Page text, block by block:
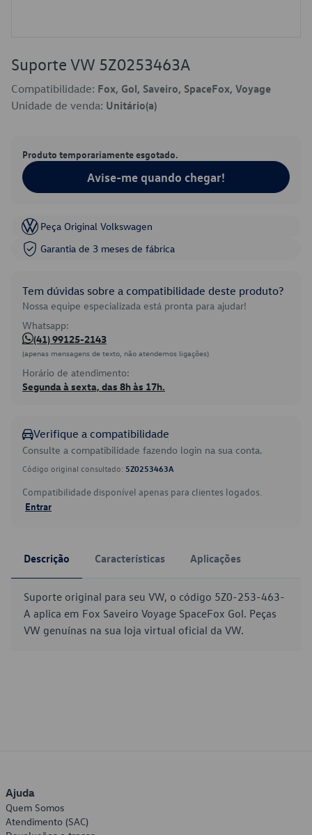
Suporte VW 5Z0253463A
Compatibilidade: Fox, Gol, Saveiro, SpaceFox, Voyage
Unidade de venda: Unitário(a)
Produto temporariamente esgotado.
Avise-me quando chegar!
Peça Original Volkswagen
Garantia de 3 meses de fábrica
Tem dúvidas sobre a compatibilidade deste produto?
Nossa equipe especializada está pronta para ajudar!
Whatsapp:
(41) 99125-2143
(apenas mensagens de texto, não atendemos ligações)
Horário de atendimento:
Segunda à sexta, das 8h às 17h.
Verifique a compatibilidade
Consulte a compatibilidade fazendo login na sua conta.
Código original consultado: 5Z0253463A
Compatibilidade disponível apenas para clientes logados.
Entrar
Descrição Características Aplicações
Suporte original para seu VW, o código 5Z0-253-463-
A aplica em Fox Saveiro Voyage SpaceFox Gol. Peças
VW genuínas na sua loja virtual oficial da VW.
Ajuda
Quem Somos
Atendimento (SAC)